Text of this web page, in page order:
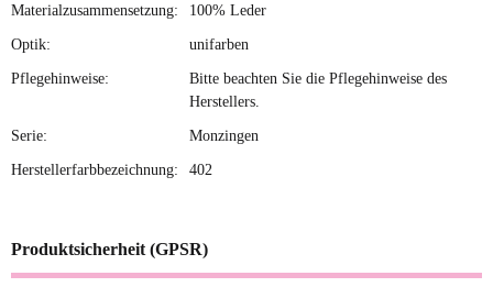
Materialzusammensetzung: 100% Leder
Optik: unifarben
Pflegehinweise:
Bitte beachten Sie die Pflegehinweise des
Herstellers.
Serie: Monzingen
Herstellerfarbbezeichnung: 402
Produktsicherheit (GPSR)